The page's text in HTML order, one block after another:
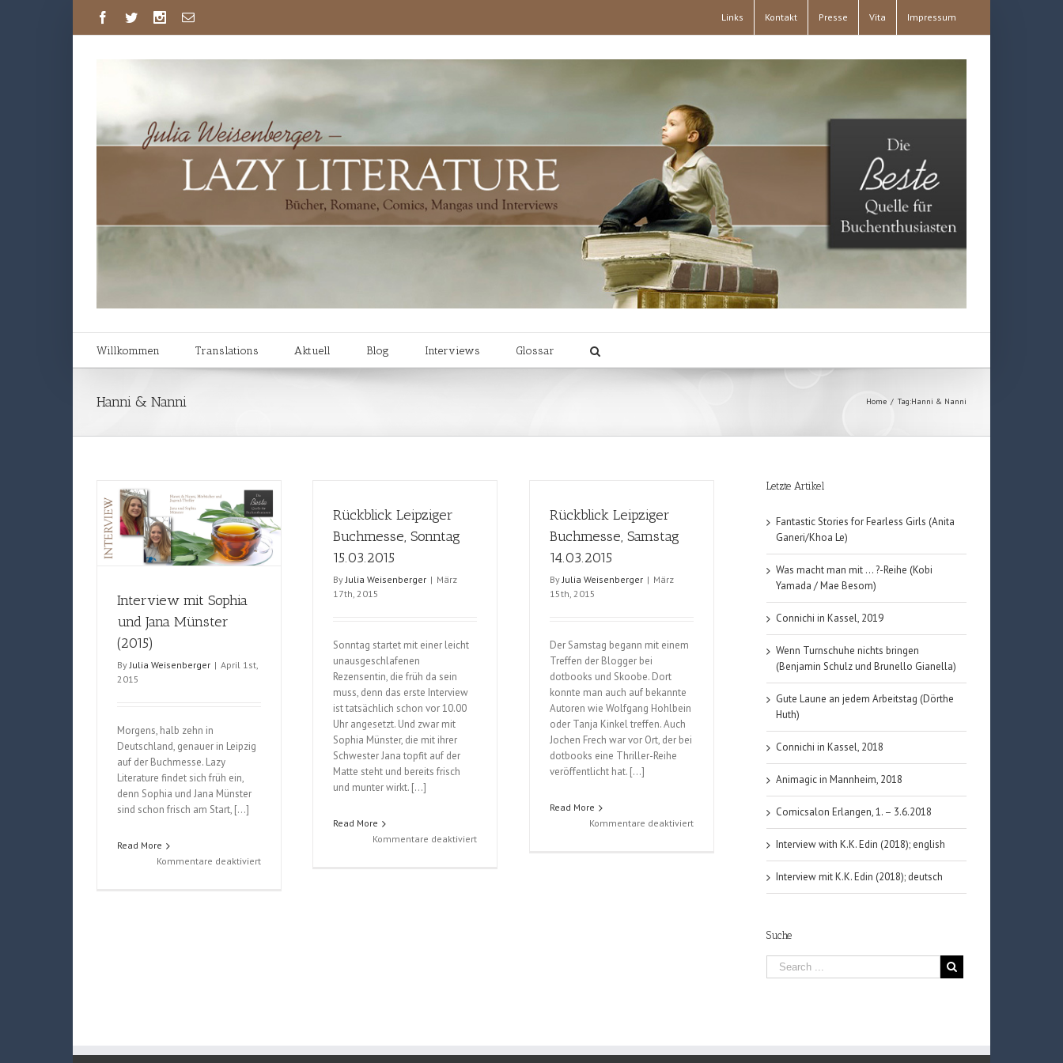
Links Kontakt Presse Vita Impressum
Willkommen Translations Aktuell Blog Interviews Glossar
Hanni & Nanni Home / Tag:Hanni & Nanni
Interview mit Sophia
und Jana Münster
(2015)
By Julia Weisenberger | April 1st,
2015
Morgens, halb zehn in
Deutschland, genauer in Leipzig
auf der Buchmesse. Lazy
Literature findet sich früh ein,
denn Sophia und Jana Münster
sind schon frisch am Start, […]
Read More
Kommentare deaktiviertfür
Rückblick Leipziger
Buchmesse, Sonntag
15.03.2015
By Julia Weisenberger | März
17th, 2015
Sonntag startet mit einer leicht
unausgeschlafenen
Rezensentin, die früh da sein
muss, denn das erste Interview
ist tatsächlich schon vor 10.00
Uhr angesetzt. Und zwar mit
Sophia Münster, die mit ihrer
Schwester Jana topfit auf der
Matte steht und bereits frisch
und munter wirkt. […]
Read More
Kommentare deaktiviertfür
Rückblick Leipziger
Buchmesse, Samstag
14.03.2015
By Julia Weisenberger | März
15th, 2015
Der Samstag begann mit einem
Treffen der Blogger bei
dotbooks und Skoobe. Dort
konnte man auch auf bekannte
Autoren wie Wolfgang Hohlbein
oder Tanja Kinkel treffen. Auch
Jochen Frech war vor Ort, der bei
dotbooks eine Thriller-Reihe
veröffentlicht hat. […]
Read More
Kommentare deaktiviertfür
Letzte Artikel
Fantastic Stories for Fearless Girls (Anita
Ganeri/Khoa Le)
Was macht man mit … ?-Reihe (Kobi
Yamada / Mae Besom)
Connichi in Kassel, 2019
Wenn Turnschuhe nichts bringen
(Benjamin Schulz und Brunello Gianella)
Gute Laune an jedem Arbeitstag (Dörthe
Huth)
Connichi in Kassel, 2018
Animagic in Mannheim, 2018
Comicsalon Erlangen, 1. – 3.6.2018
Interview with K.K. Edin (2018); english
Interview mit K.K. Edin (2018); deutsch
Suche